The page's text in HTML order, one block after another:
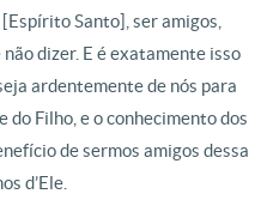
Santo], ser amigos,
dizer. E é exatamente isso
ardentemente de nós para
do Filho, e o conhecimento dos
de sermos amigos dessa
d’Ele.